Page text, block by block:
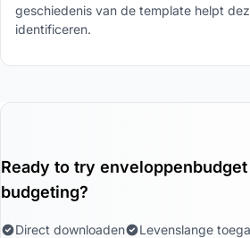
geschiedenis van de template helpt
identificeren.
Ready to try
budgeting?
Direct downloaden
Levenslange